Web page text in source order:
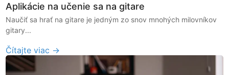
Aplikácie na učenie sa na gitare
Naučiť sa hrať na gitare je jedným zo snov mnohých milovníkov
gitary...
Čítajte viac →